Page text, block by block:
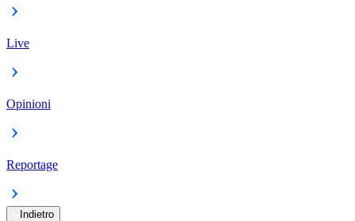
Live
Opinioni
Reportage
Indietro